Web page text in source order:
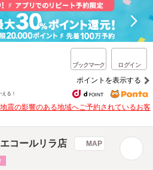
ブックマーク ログイン
ポイントを表示する
る！
震の影響のある地域へご予約されているお客
コールリラ店 MAP